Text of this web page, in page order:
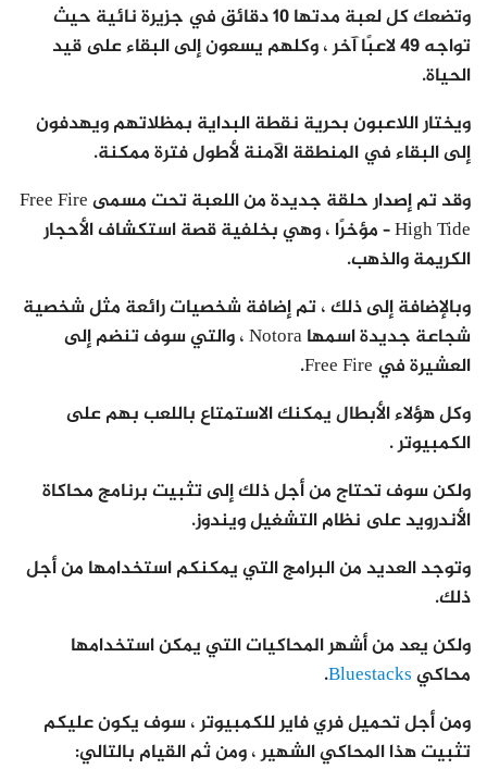
وتضعك كل لعبة مدتها 10 دقائق في جزيرة نائية حيث
تواجه 49 لاعبًا آخر ، وكلهم ​​يسعون إلى البقاء على قيد
الحياة.
ويختار اللاعبون بحرية نقطة البداية بمظلاتهم ويهدفون
إلى البقاء في المنطقة الآمنة لأطول فترة ممكنة.
وقد تم إصدار حلقة جديدة من اللعبة تحت مسمى Free Fire
– High Tide مؤخرًا ، وهي بخلفية قصة استكشاف الأحجار
الكريمة والذهب.
وبالإضافة إلى ذلك ، تم إضافة شخصيات رائعة مثل شخصية
شجاعة جديدة اسمها Notora ، والتي سوف تنضم إلى
العشيرة في Free Fire.
وكل هؤلاء الأبطال يمكنك الاستمتاع باللعب بهم على
الكمبيوتر .
ولكن سوف تحتاج من أجل ذلك إلى تثبيت برنامج محاكاة
الأندرويد على نظام التشغيل ويندوز.
وتوجد العديد من البرامج التي يمكنكم استخدامها من أجل
ذلك.
ولكن يعد من أشهر المحاكيات التي يمكن استخدامها
محاكيBluestacks
.
ومن أجل تحميل فري فاير للكمبيوتر ، سوف يكون عليكم
تثبيت هذا المحاكي الشهير ، ومن ثم القيام بالتالي: